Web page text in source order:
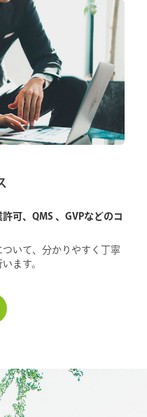
可、QMS 、GVPなどのコ
いて、分かりやすく丁寧
ます。